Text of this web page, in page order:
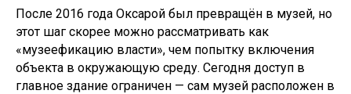
После 2016 года Оксарой был превращён в музей, но
этот шаг скорее можно рассматривать как
«музеефикацию власти», чем попытку включения
объекта в окружающую среду. Сегодня доступ в
главное здание ограничен — сам музей расположен в